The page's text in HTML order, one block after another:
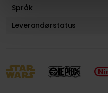
Språk
Leverandørstatus